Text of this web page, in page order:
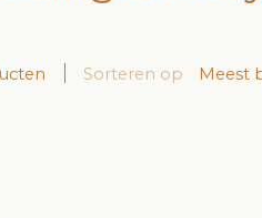
Sorteren op Meest